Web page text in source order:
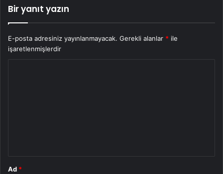
Bir yanıt yazın
E-posta adresiniz yayınlanmayacak. Gerekli alanlar * ile
işaretlenmişlerdir
Ad *